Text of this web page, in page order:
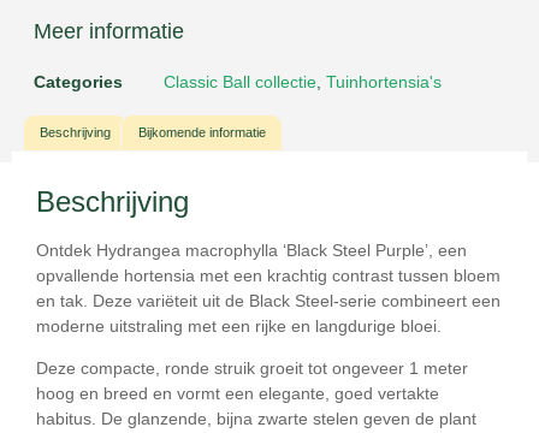
Meer informatie
Categories Classic Ball collectie, Tuinhortensia's
Beschrijving Bijkomende informatie
Beschrijving
Ontdek Hydrangea macrophylla ‘Black Steel Purple’ , een
opvallende hortensia met een krachtig contrast tussen bloem
en tak. Deze variëteit uit de Black Steel-serie combineert een
moderne uitstraling met een rijke en langdurige bloei.
Deze compacte, ronde struik groeit tot ongeveer 1 meter
hoog en breed en vormt een elegante, goed vertakte
habitus. De glanzende, bijna zwarte stelen geven de plant